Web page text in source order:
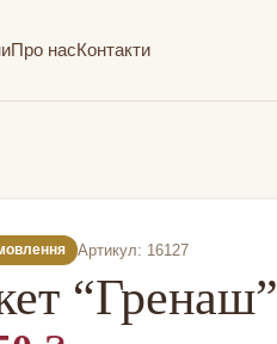
Про насКонтакти
Артикул: 16127
“Гренаш”